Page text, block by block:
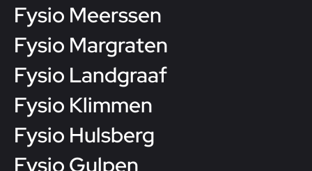
Fysio Meerssen
Fysio Margraten
Fysio Landgraaf
Fysio Klimmen
Fysio Hulsberg
Fysio Gulpen